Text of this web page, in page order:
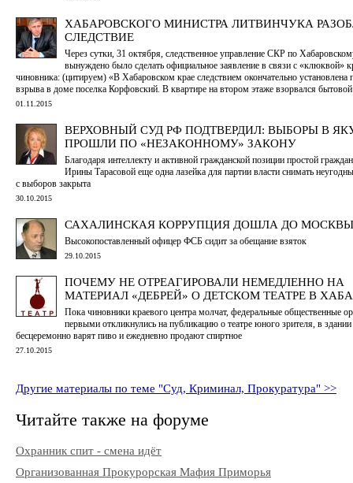
ХАБАРОВСКОГО МИНИСТРА ЛИТВИНЧУКА
СЛЕДСТВИЕ
Через сутки, 31 октября, следственное управление СКР по
вынуждено было сделать официальное заявление в связи с «клюквой»
чиновника: (цитируем) «В Хабаровском крае следствием окончательно установлена
взрыва в доме поселка Корфовский. В квартире на втором этаже взорвался бытовой
01.11.2015
ВЕРХОВНЫЙ СУД РФ ПОДТВЕРДИЛ: ВЫБОРЫ В
ПРОШЛИ ПО «НЕЗАКОННОМУ» ЗАКОНУ
Благодаря интеллекту и активной гражданской позиции простой
Ирины Тарасовой еще одна лазейка для партии власти снимать
с выборов закрыта
30.10.2015
САХАЛИНСКАЯ КОРРУПЦИЯ ДОШЛА ДО МОСКВЫ
Высокопоставленный офицер ФСБ сидит за обещание взяток
29.10.2015
ПОЧЕМУ НЕ ОТРЕАГИРОВАЛИ НЕМЕДЛЕННО НА
МАТЕРИАЛ «ДЕБРЕЙ» О ДЕТСКОМ ТЕАТРЕ В
Пока чиновники краевого центра молчат, федеральные общественные
первыми откликнулись на публикацию о театре юного зрителя, в здании
бесцеремонно варят пиво и ежедневно продают спиртное
27.10.2015
Другие материалы по теме "Суд, Криминал, Прокуратура" >>
Читайте также на форуме
Охранник спит - смена идёт
Организованная Прокурорская Мафия Приморья